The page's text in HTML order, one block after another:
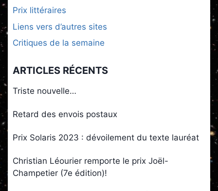
Prix littéraires
Liens vers d’autres sites
Critiques de la semaine
ARTICLES RÉCENTS
Triste nouvelle…
Retard des envois postaux
Prix Solaris 2023 : dévoilement du texte lauréat
Christian Léourier remporte le prix Joël-
Champetier (7e édition)!